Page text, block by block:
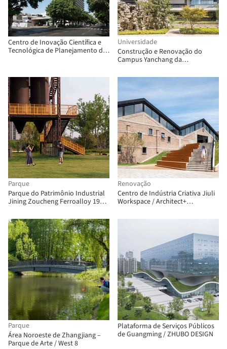
Centro de Inovação Científica e
Tecnológica de Planejamento de
Universidade
Construção e Renovação do
Campus Yanchang da
Sigma Architects
Parque
Parque do Patrimônio Industrial
Jining Zoucheng Ferroalloy 1971
Renovação
Centro de Indústria Criativa Jiuli
Workspace / Architect+
Parque
Área Noroeste de Zhangjiang –
Parque de Arte / West 8
Plataforma de Serviços Públicos
de Guangming / ZHUBO DESIGN